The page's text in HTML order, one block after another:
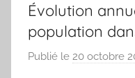
Évolution
population
Publié le 20 octobre